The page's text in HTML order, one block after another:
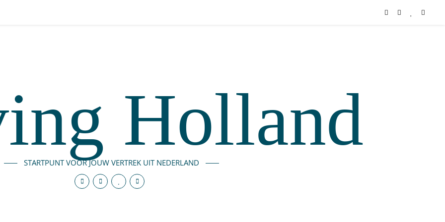
Holland
STARTPUNT VOOR JOUW VERTREK UIT NEDERLAND